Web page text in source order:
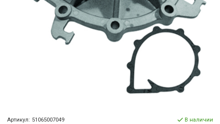
Артикул: 51065007049 В наличии